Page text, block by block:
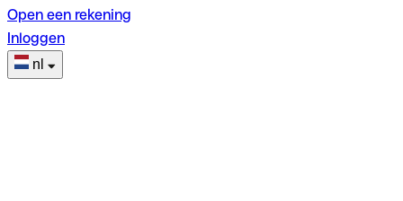
Open een rekening
Inloggen
nl